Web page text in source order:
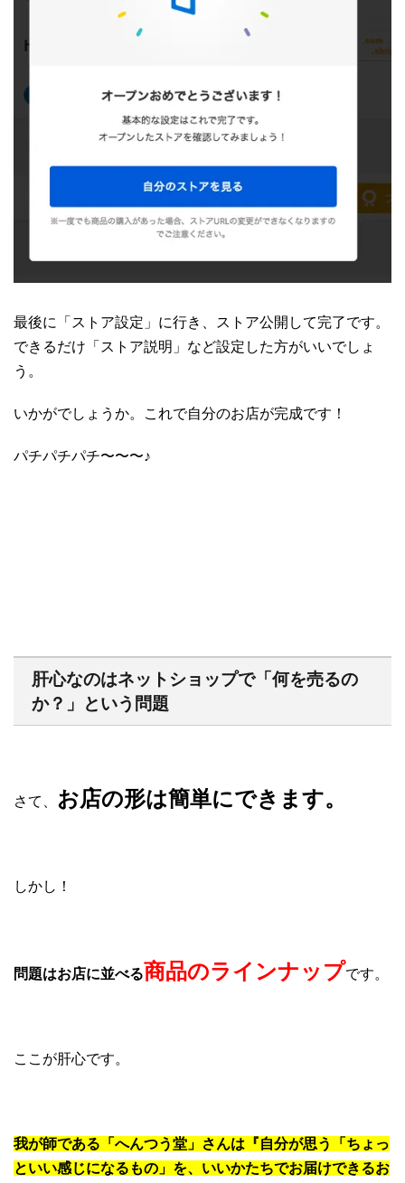
最後に「ストア設定」に行き、ストア公開して完了です。
できるだけ「ストア説明」など設定した方がいいでしょ
う。
いかがでしょうか。これで自分のお店が完成です！
パチパチパチ〜〜〜♪
肝心なのはネットショップで「何を売るの
か？」という問題
さて、 お店の形は簡単にできます。
しかし！
問題はお店に並べる商品のラインナップです。
ここが肝心です。
我が師である「へんつう堂」さんは『自分が思う「ちょっ
といい感じになるもの」を、いいかたちでお届けできるお